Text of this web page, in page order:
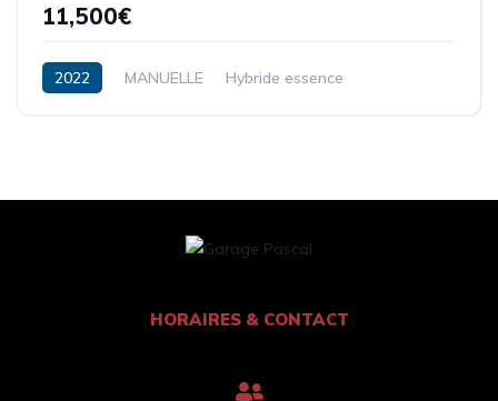
11,500€
2022 MANUELLE Hybride essence
HORAIRES & CONTACT